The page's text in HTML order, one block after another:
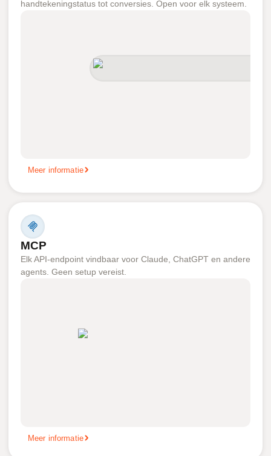
handtekeningstatus tot conversies. Open voor elk systeem.
Meer informatie
MCP
Elk API-endpoint vindbaar voor Claude, ChatGPT en andere
agents. Geen setup vereist.
Meer informatie